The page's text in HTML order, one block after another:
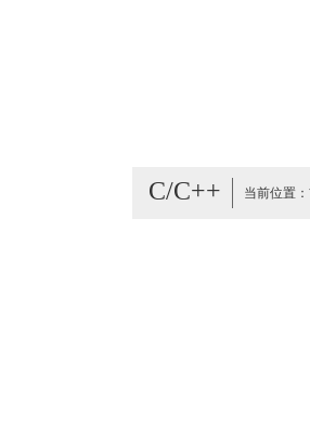
C/C++ 当前位置：